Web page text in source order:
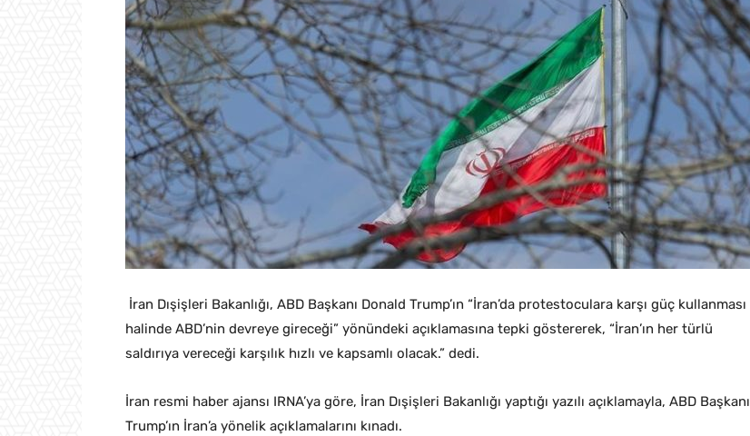
İran Dışişleri Bakanlığı, ABD Başkanı Donald Trump’ın “İran’da protestoculara karşı güç kullanması
halinde ABD’nin devreye gireceği” yönündeki açıklamasına tepki göstererek, “İran’ın her türlü
saldırıya vereceği karşılık hızlı ve kapsamlı olacak.” dedi.
İran resmi haber ajansı IRNA’ya göre, İran Dışişleri Bakanlığı yaptığı yazılı açıklamayla, ABD Başkanı
Trump’ın İran’a yönelik açıklamalarını kınadı.